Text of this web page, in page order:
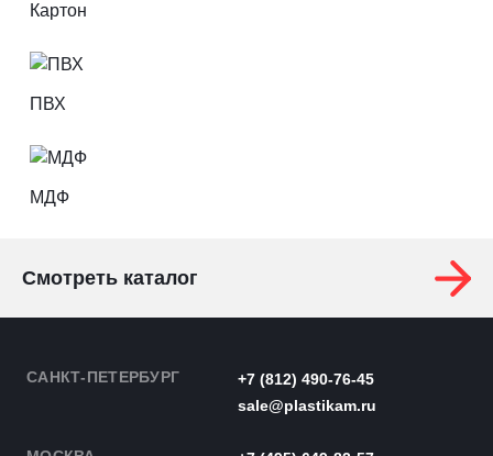
Картон
ПВХ
МДФ
Смотреть каталог
САНКТ-ПЕТЕРБУРГ
+7 (812) 490-76-45
sale@plastikam.ru